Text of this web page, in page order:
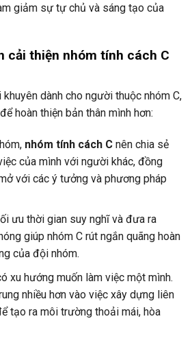
giảm sự tự chủ và sáng tạo của
cải thiện nhóm tính cách C
dành cho người thuộc nhóm C,
hoàn thiện bản thân mình hơn:
nhóm tính cách Cnên chia sẻ
của mình với người khác, đồng
với các ý tưởng và phương pháp
ưu thời gian suy nghĩ và đưa ra
giúp nhóm C rút ngắn quãng hoàn
của đội nhóm.
xu hướng muốn làm việc một mình.
nhiều hơn vào việc xây dựng liên
tạo ra môi trường thoải mái, hòa